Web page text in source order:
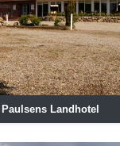
Paulsens Landhotel